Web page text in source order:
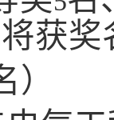
获
）